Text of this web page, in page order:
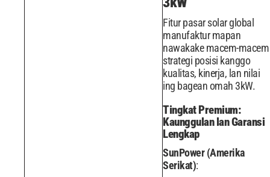
Fitur pasar solar global
manufaktur mapan
nawakake macem-macem
strategi posisi kanggo
kualitas, kinerja, lan nilai
ing bagean omah 3kW.
Tingkat Premium:
Kaunggulan lan Garansi
Lengkap
SunPower (Amerika
Serikat):